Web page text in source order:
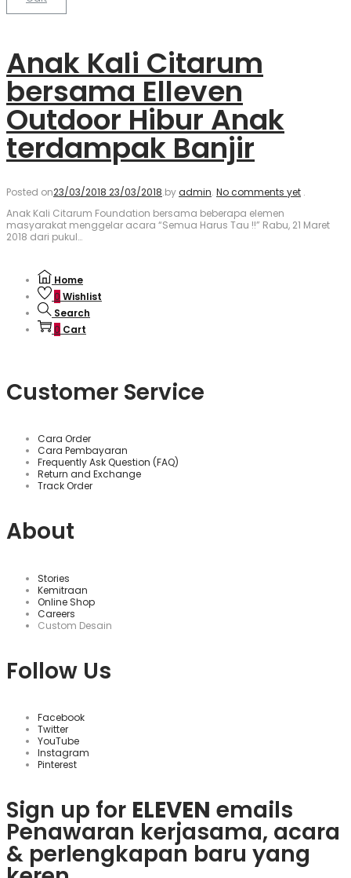
Anak Kali Citarum
bersama Elleven
Outdoor Hibur Anak
terdampak Banjir
Posted on23/03/2018 23/03/2018.byadmin. No comments yet .
Anak Kali Citarum Foundation bersama beberapa elemen
masyarakat menggelar acara “Semua Harus Tau !!” Rabu, 21 Maret
2018 dari pukul…
Home
0 Wishlist
Search
0 Cart
Customer Service
Cara Order
Cara Pembayaran
Frequently Ask Question (FAQ)
Return and Exchange
Track Order
About
Stories
Kemitraan
Online Shop
Careers
Custom Desain
Follow Us
Facebook
Twitter
YouTube
Instagram
Pinterest
Sign up for ELEVEN emails
Penawaran kerjasama, acara
& perlengkapan baru yang